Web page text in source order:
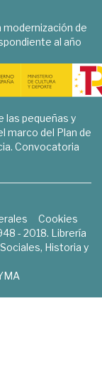
modernización de
al año
las pequeñas y
marco del Plan de
Convocatoria
Cookies
- 2018. Librería
Historia y